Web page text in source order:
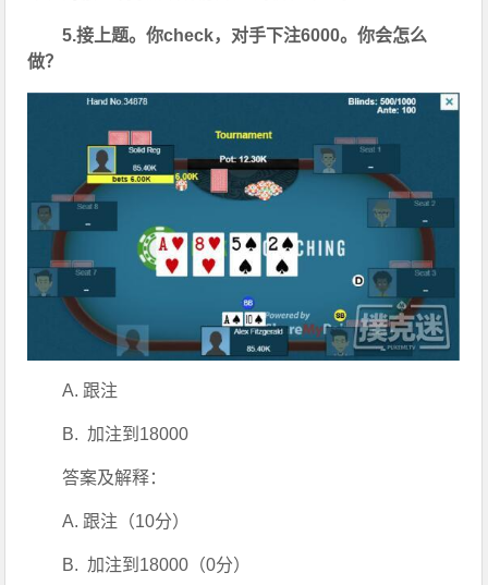
5.接上题。你check，对手下注6000。你会怎么
做？
A. 跟注
B.  加注到18000
答案及解释：
A. 跟注（10分）
B.  加注到18000（0分）